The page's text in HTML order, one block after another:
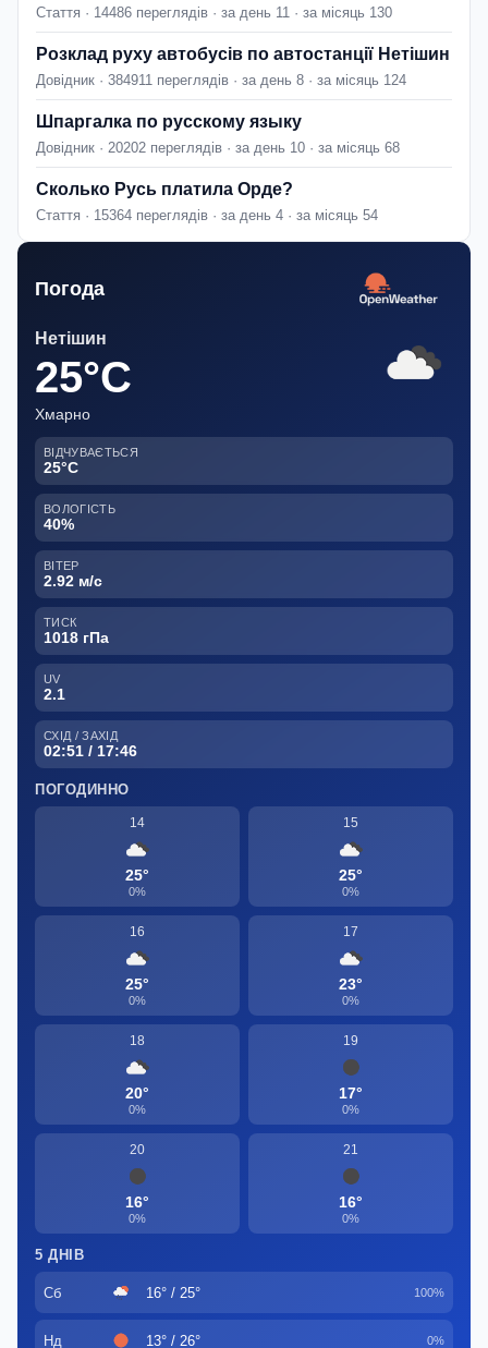
Стаття · 14486 переглядів · за день 11 · за місяць 130
Розклад руху автобусів по автостанції Нетішин
Довідник · 384911 переглядів · за день 8 · за місяць 124
Шпаргалка по русскому языку
Довідник · 20202 переглядів · за день 10 · за місяць 68
Сколько Русь платила Орде?
Стаття · 15364 переглядів · за день 4 · за місяць 54
Погода
Нетішин
25°C
Хмарно
ВІДЧУВАЄТЬСЯ
25°C
ВОЛОГІСТЬ
40%
ВІТЕР
2.92 м/с
ТИСК
1018 гПа
UV
2.1
СХІД / ЗАХІД
02:51 / 17:46
ПОГОДИННО
14
25°
0%
15
25°
0%
16
25°
0%
17
23°
0%
18
20°
0%
19
17°
0%
20
16°
0%
21
16°
0%
5 ДНІВ
Сб 16° / 25° 100%
Нд 13° / 26° 0%